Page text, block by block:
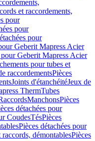
et raccordements,
pour
pour
pour
Geberit Mapress Acier
Geberit Mapress Acier
pour tubes et
raccordementsPièces
Joints d'étanchéitéJeux de
ThermTubes
ManchonsPièces
détachées pour
CoudesTésPièces
Pièces détachées pour
démontablesPièces